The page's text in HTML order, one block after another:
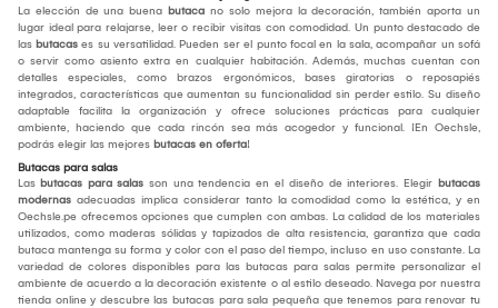
La elección de una buena butaca no solo mejora la decoración, también aporta un
lugar ideal para relajarse, leer o recibir visitas con comodidad. Un punto destacado de
las butacas es su versatilidad. Pueden ser el punto focal en la sala, acompañar un sofá
o servir como asiento extra en cualquier habitación. Además, muchas cuentan con
detalles especiales, como brazos ergonómicos, bases giratorias o reposapiés
integrados, características que aumentan su funcionalidad sin perder estilo. Su diseño
adaptable facilita la organización y ofrece soluciones prácticas para cualquier
ambiente, haciendo que cada rincón sea más acogedor y funcional. ¡En Oechsle,
podrás elegir las mejores butacas en oferta!
Butacas para salas
Las butacas para salas son una tendencia en el diseño de interiores. Elegir butacas
modernas adecuadas implica considerar tanto la comodidad como la estética, y en
Oechsle.pe ofrecemos opciones que cumplen con ambas. La calidad de los materiales
utilizados, como maderas sólidas y tapizados de alta resistencia, garantiza que cada
butaca mantenga su forma y color con el paso del tiempo, incluso en uso constante. La
variedad de colores disponibles para las butacas para salas permite personalizar el
ambiente de acuerdo a la decoración existente o al estilo deseado. Navega por nuestra
tienda online y descubre las butacas para sala pequeña que tenemos para renovar tu